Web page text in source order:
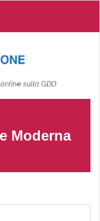
Moderna